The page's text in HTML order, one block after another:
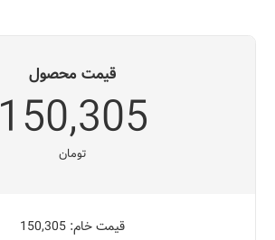
قیمت محصول
150,305
تومان
قیمت خام: 150,305